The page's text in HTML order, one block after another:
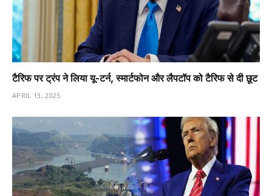
टैरिफ पर ट्रंप ने लिया यू-टर्न, स्मार्टफोन और लैपटॉप को टैरिफ से दी छूट
APRIL 13, 2025